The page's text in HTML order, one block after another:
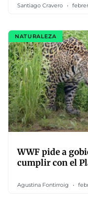
Santiago Cravero
NATURALEZA
WWF pide a
cumplir con el
Agustina Fontirroig